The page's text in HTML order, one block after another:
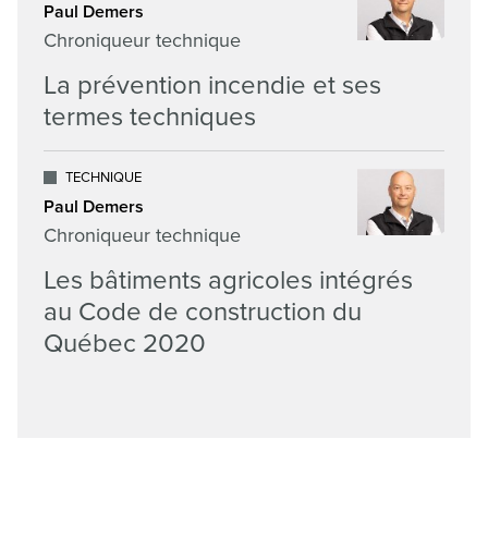
Paul Demers
Chroniqueur technique
La prévention incendie et ses
termes techniques
TECHNIQUE
Paul Demers
Chroniqueur technique
Les bâtiments agricoles intégrés
au Code de construction du
Québec 2020